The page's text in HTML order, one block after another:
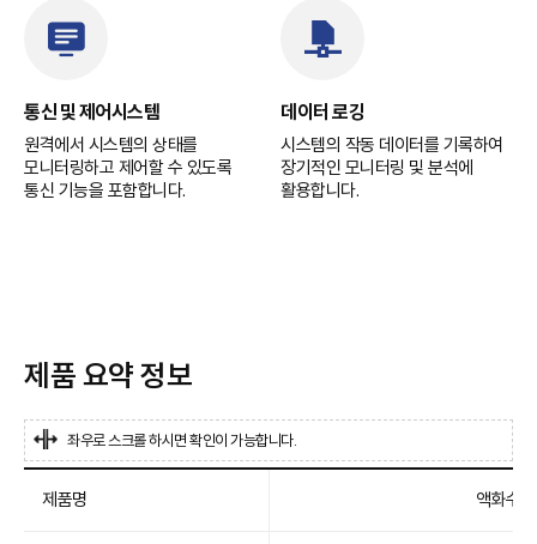
통신 및 제어시스템
원격에서 시스템의 상태를
모니터링하고 제어할 수 있도록
통신 기능을 포함합니다.
데이터 로깅
시스템의 작동 데이터를 기록하여
장기적인 모니터링 및 분석에
활용합니다.
제품 요약 정보
좌우로 스크롤 하시면 확인이 가능합니다.
제품명 액화수